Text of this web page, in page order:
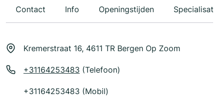
Contact Info Openingstijden
Kremerstraat 16, 4611 TR Bergen Op Zoom
+31164253483 (Telefoon)
+31164253483 (Mobil)